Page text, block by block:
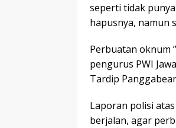
seperti tidak
hapusnya, namun
Perbuatan oknum
pengurus PWI
Tardip
Laporan polisi
berjalan, agar